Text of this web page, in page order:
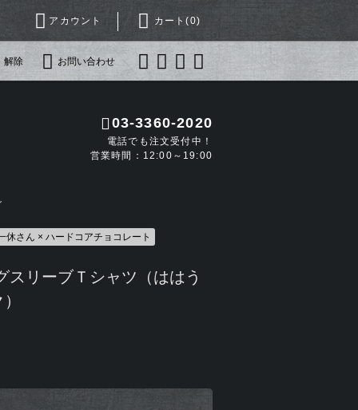
アカウント カート(0)
解除 お問い合わせ
03-3360-2020
電話でも注文受付中！
営業時間：12:00～19:00
休さん × ハードコアチョコレート
スリーブＴシャツ（ははう